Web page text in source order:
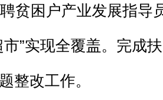
贫困户产业发展指导
市”实现全覆盖。完成
整改工作。